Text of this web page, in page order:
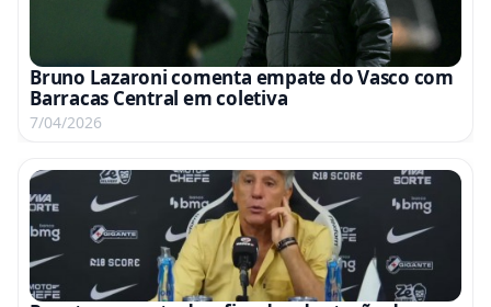
Bruno Lazaroni comenta empate do Vasco com
Barracas Central em coletiva
7/04/2026